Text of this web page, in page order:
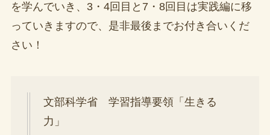
を学んでいき、3・4回目と7・8回目は実践編に移
っていきますので、是非最後までお付き合いくだ
さい！
文部科学省 学習指導要領「生きる
力」